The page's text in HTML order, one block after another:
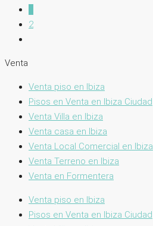
2
Venta
Venta piso en Ibiza
Pisos en Venta en Ibiza Ciudad
Venta Villa en Ibiza
Venta casa en Ibiza
Venta Local Comercial en Ibiza
Venta Terreno en Ibiza
Venta en Formentera
Venta piso en Ibiza
Pisos en Venta en Ibiza Ciudad